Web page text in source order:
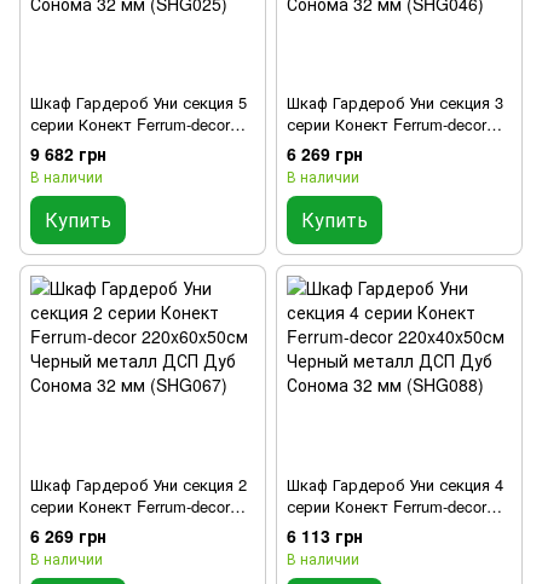
Шкаф Гардероб Уни секция 5
серии Конект Ferrum-decor
220x60x50см Черный металл
ДСП Дуб Сонома 32 мм
(SHG025)
9 682 грн
В наличии
Купить
Шкаф Гардероб Уни секция 3
серии Конект Ferrum-decor
220x60x50см Черный металл
ДСП Дуб Сонома 32 мм
(SHG046)
6 269 грн
В наличии
Купить
Шкаф Гардероб Уни секция 2
серии Конект Ferrum-decor
220x60x50см Черный металл
ДСП Дуб Сонома 32 мм
(SHG067)
6 269 грн
В наличии
Шкаф Гардероб Уни секция 4
серии Конект Ferrum-decor
220x40x50см Черный металл
ДСП Дуб Сонома 32 мм
(SHG088)
6 113 грн
В наличии